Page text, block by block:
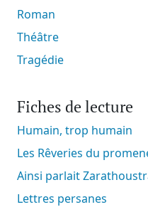
Roman
Théâtre
Tragédie
Fiches de lecture
Humain, trop humain
Les Rêveries du
Ainsi parlait
Lettres persanes